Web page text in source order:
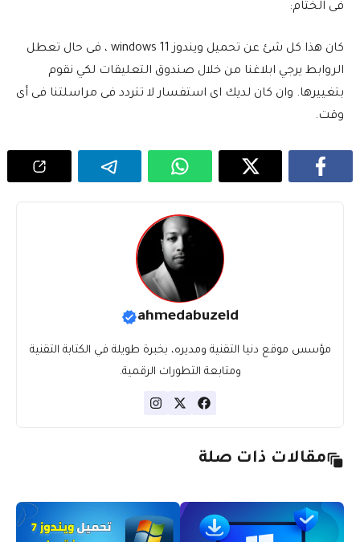
فى الختام:
كان هذا كل شئ عن تحميل ويندوز 11 windows ، فى حال تعطل
الروابط يرجي ابلاغنا من خلال صندوق التعليقات لكي نقوم
بتغييرها. وان كان لديك اى استفسار لا تتردد فى مراسلتنا فى أى
وقت.
ahmedabuzeid
مؤسس موقع دنيا التقنية ومديره، بخبرة طويلة في الكتابة التقنية
ومتابعة التطورات الرقمية.
مقالات ذات صلة